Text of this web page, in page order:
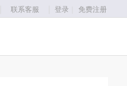
登录 免费注册
联系客服